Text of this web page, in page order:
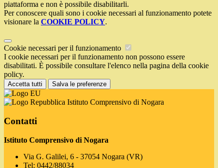
piattaforma e non è possibile disabilitarli.
Per conoscere quali sono i cookie necessari al funzionamento potete
visionare la COOKIE POLICY.
Cookie necessari per il funzionamento
I cookie necessari per il funzionamento non possono essere
disabilitati. È possibile consultare l'elenco nella pagina della cookie
policy.
Accetta tutti Salva le preferenze
Istituto Comprensivo di Nogara
Contatti
Istituto Comprensivo di Nogara
Via G. Galilei, 6 - 37054 Nogara (VR)
Tel: 0442/88034